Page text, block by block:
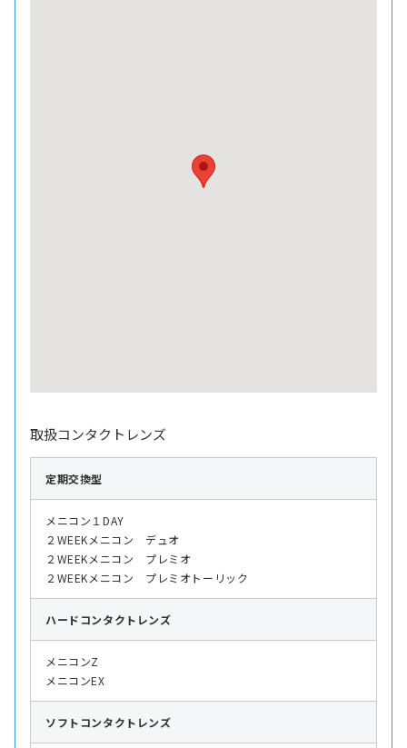
取扱コンタクトレンズ
定期交換型
メニコン１DAY
２WEEKメニコン デュオ
２WEEKメニコン プレミオ
２WEEKメニコン プレミオトーリック
ハード コンタクトレンズ
メニコンZ
メニコンEX
ソフト コンタクトレンズ